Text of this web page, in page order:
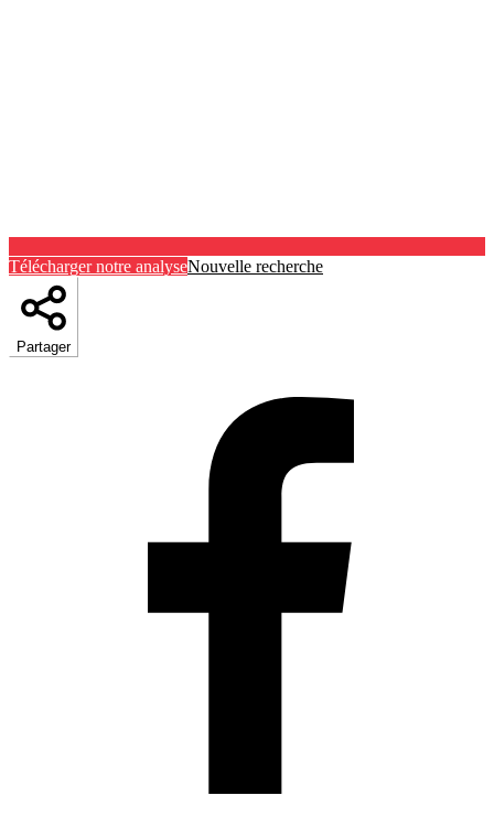
Télécharger notre analyseNouvelle recherche
Partager